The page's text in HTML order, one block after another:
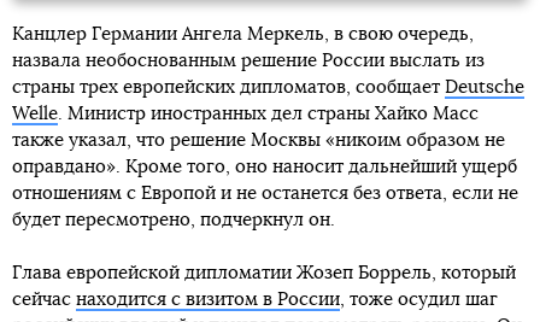
Канцлер Германии Ангела Меркель, в свою очередь,
назвала необоснованным решение России выслать из
страны трех европейских дипломатов, сообщает Deutsche
Welle. Министр иностранных дел страны Хайко Масс
также указал, что решение Москвы «никоим образом не
оправдано». Кроме того, оно наносит дальнейший ущерб
отношениям с Европой и не останется без ответа, если не
будет пересмотрено, подчеркнул он.
Глава европейской дипломатии Жозеп Боррель, который
сейчас находится с визитом в России, тоже осудил шаг